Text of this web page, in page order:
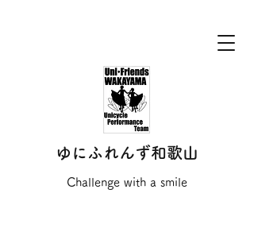
ゆにふれんず和歌山
Challenge with a smile